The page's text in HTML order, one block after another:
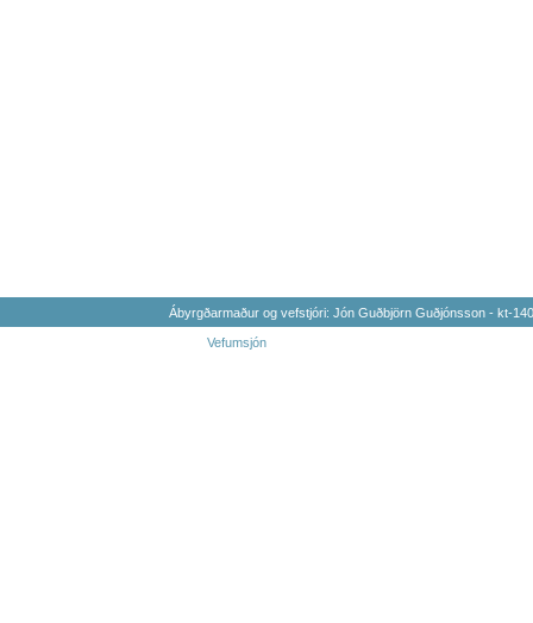
Ábyrgðarmaður og vefstjóri: Jón Guðbjörn Guðjónsson - kt-
Vefumsjón